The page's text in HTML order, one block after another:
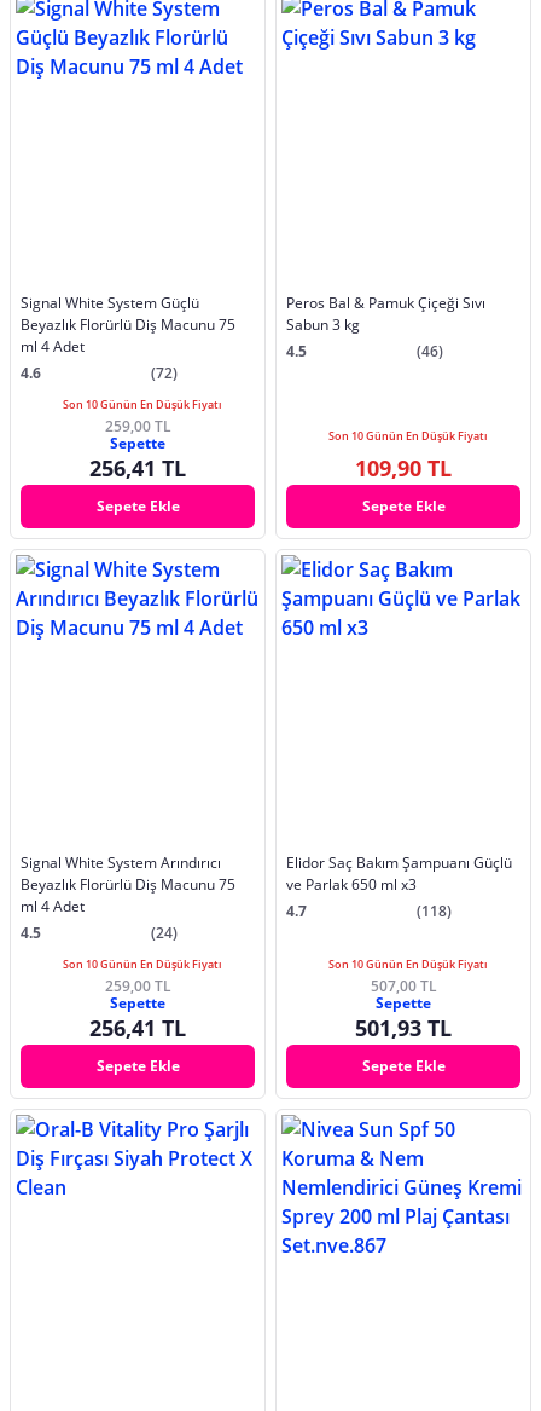
Signal White System Güçlü
Beyazlık Florürlü Diş Macunu 75
ml 4 Adet
4.6
(72)
Son 10 Günün En Düşük Fiyatı
259,00 TL
Sepette
256,41 TL
Sepete Ekle
Peros Bal & Pamuk Çiçeği Sıvı
Sabun 3 kg
4.5
(46)
Son 10 Günün En Düşük Fiyatı
109,90 TL
Sepete Ekle
Signal White System Arındırıcı
Beyazlık Florürlü Diş Macunu 75
ml 4 Adet
4.5
(24)
Son 10 Günün En Düşük Fiyatı
259,00 TL
Sepette
256,41 TL
Sepete Ekle
Elidor Saç Bakım Şampuanı Güçlü
ve Parlak 650 ml x3
4.7
(118)
Son 10 Günün En Düşük Fiyatı
507,00 TL
Sepette
501,93 TL
Sepete Ekle